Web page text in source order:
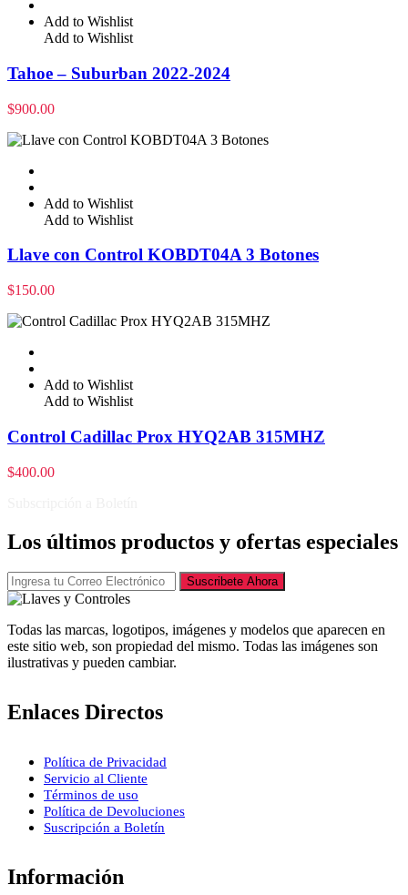
Add to Wishlist
Add to Wishlist
Tahoe – Suburban 2022-2024
$900.00
Add to Wishlist
Add to Wishlist
Llave con Control KOBDT04A 3 Botones
$150.00
Add to Wishlist
Add to Wishlist
Control Cadillac Prox HYQ2AB 315MHZ
$400.00
Los últimos productos y ofertas especiales
Suscribete Ahora
Todas las marcas, logotipos, imágenes y modelos que aparecen en
este sitio web, son propiedad del mismo. Todas las imágenes son
ilustrativas y pueden cambiar.
Enlaces Directos
Política de Privacidad
Servicio al Cliente
Términos de uso
Política de Devoluciones
Suscripción a Boletín
Información